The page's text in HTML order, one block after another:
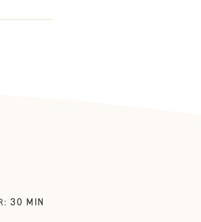
: 30 MIN